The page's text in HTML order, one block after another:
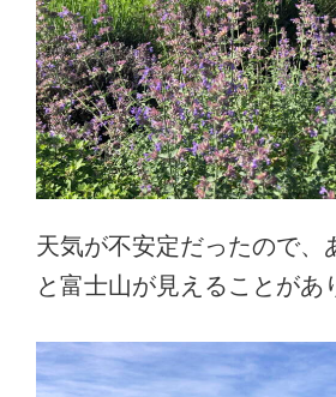
天気が不安定だったので、
と富士山が見えることがあ